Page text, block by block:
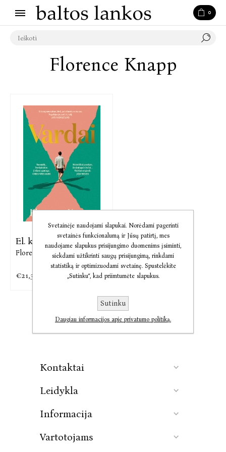
0
Florence Knapp
El. knyga Vardai
Florence Knapp
€21,39
Kontaktai
Leidykla
Informacija
Vartotojams
Svetainėje naudojami slapukai. Norėdami pagerinti
svetainės funkcionalumą ir Jūsų patirtį, mes
naudojame slapukus prisijungimo duomenims įsiminti,
siekdami užtikrinti saugų prisijungimą, rinkdami
statistiką ir optimizuodami svetainę. Spustelėkite
„Sutinku“, kad priimtumėte slapukus.
Sutinku
Daugiau informacijos apie privatumo politiką.